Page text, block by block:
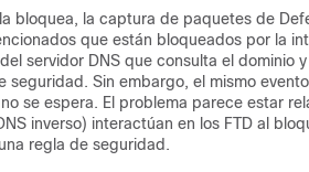
bloquea, la captura de paquetes de
que están bloqueados por la
servidor DNS que consulta el
seguridad. Sin embargo, el mismo
se espera. El problema parece estar
inverso) interactúan en los FTD al
regla de seguridad.